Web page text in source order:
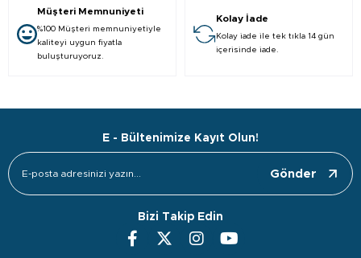
Müşteri Memnuniyeti
%100 Müşteri memnuniyetiyle
kaliteyi uygun fiyatla
buluşturuyoruz.
Kolay İade
Kolay iade ile tek tıkla 14 gün
içerisinde iade.
E - Bültenimize Kayıt Olun!
Gönder
Bizi Takip Edin